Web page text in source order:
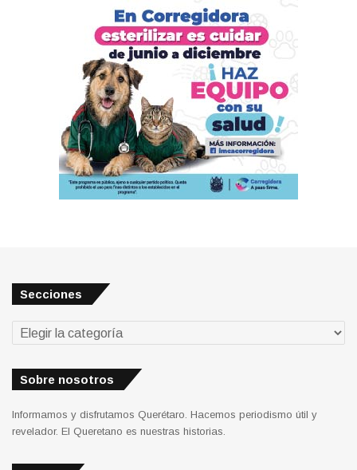
Secciones
Secciones
Sobre nosotros
Informamos y disfrutamos Querétaro. Hacemos periodismo útil y
revelador. El Queretano es nuestras historias.